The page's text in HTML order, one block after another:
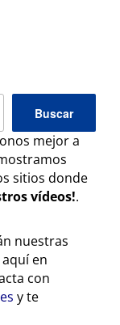
Buscar
mejor a
sitios donde
vídeos!.
nuestras
en
con
y te